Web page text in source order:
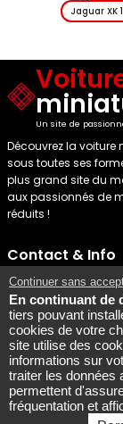
Jaguar XK
Un site de
Découvrez la voiture
sous toutes ses
plus grand site du
aux passionnés de
réduits !
Contact & Info
Maquette
SEO par
Page consultee
09
Mais pourquoi le
08 09
Continuer sans
En continuant de
tiers pouvant
cookies de votre
site utilise des
informations sur
traiter les données
permettent
fréquentation et